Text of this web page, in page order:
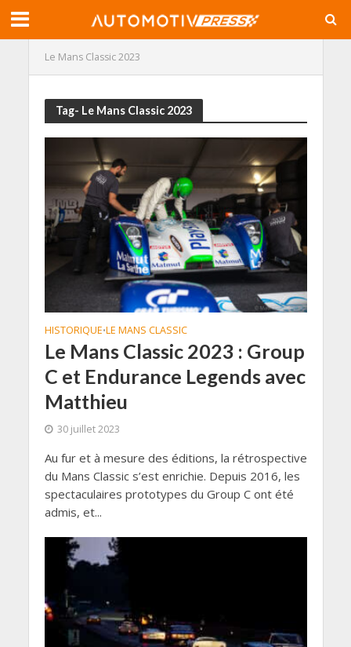
Le Mans Classic 2023
Tag- Le Mans Classic 2023
HISTORIQUE•LE MANS CLASSIC
Le Mans Classic 2023 : Group
C et Endurance Legends avec
Matthieu
30 juillet 2023
Au fur et à mesure des éditions, la rétrospective
du Mans Classic s’est enrichie. Depuis 2016, les
spectaculaires prototypes du Group C ont été
admis, et...